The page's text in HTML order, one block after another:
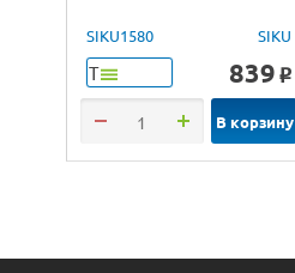
SIKU1580 SIKU
Т 839 o
В корзину